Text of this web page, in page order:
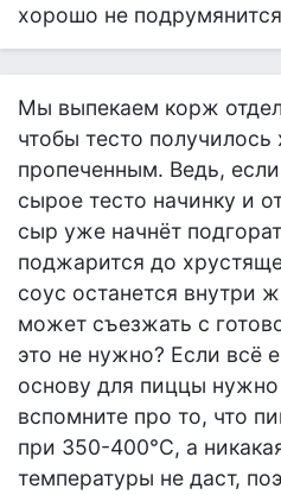
хорошо не
Мы выпекаем корж
чтобы тесто
пропеченным. Ведь,
сырое тесто начинку и
сыр уже начнёт
поджарится до
соус останется внутри
может съезжать с
это не нужно? Если всё
основу для пиццы
вспомните про то, что
при 350-400°С, а
температуры не даст,